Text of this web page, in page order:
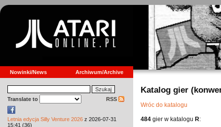
Nowinki/News Archiwum/Archive
Translate to RSS
Letnia edycja Silly Venture 2026 z 2026-07-31
15:41 (36)
Katalog gier
Wróc do katalogu
484 gier w katalogu R: